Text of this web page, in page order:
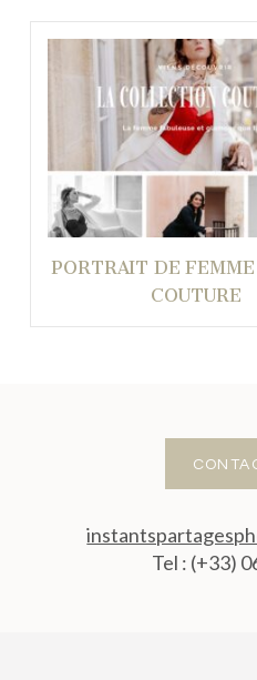
PORTRAIT DE
COUTURE
Tel : (+33)